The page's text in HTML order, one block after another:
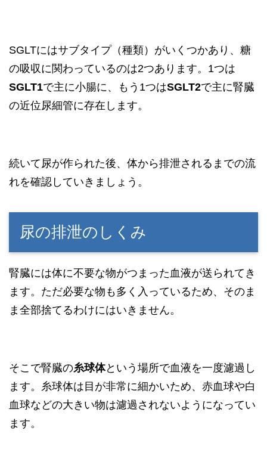
SGLTにはサブタイプ（種類）がいくつかあり、糖
の吸収に関わっているのは2つあります。1つは
SGLT1で主に小腸に、もう1つはSGLT2で主に腎臓
の近位尿細管に存在します。
続いて尿が作られた後、体から排泄されるまでの流
れを確認していきましょう。
尿の排泄のしくみ
腎臓には体に不要な物がつまった血液が送られてき
ます。ただ必要な物も多く入っているため、そのま
ま全部捨てるわけにはいきません。
そこで腎臓の糸球体という場所で血液を一度濾過し
ます。糸球体は目が非常に細かいため、赤血球や白
血球などの大きい物は濾過されないようになってい
ます。